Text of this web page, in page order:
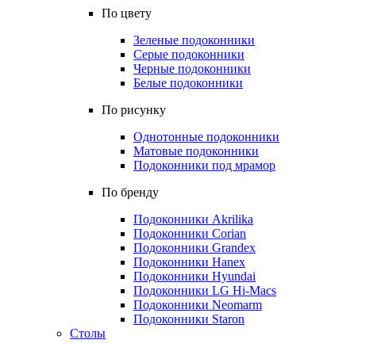
По цвету
Зеленые подоконники
Серые подоконники
Черные подоконники
Белые подоконники
По рисунку
Однотонные подоконники
Матовые подоконники
Подоконники под мрамор
По бренду
Подоконники Akrilika
Подоконники Corian
Подоконники Grandex
Подоконники Hanex
Подоконники Hyundai
Подоконники LG Hi-Macs
Подоконники Neomarm
Подоконники Staron
Столы